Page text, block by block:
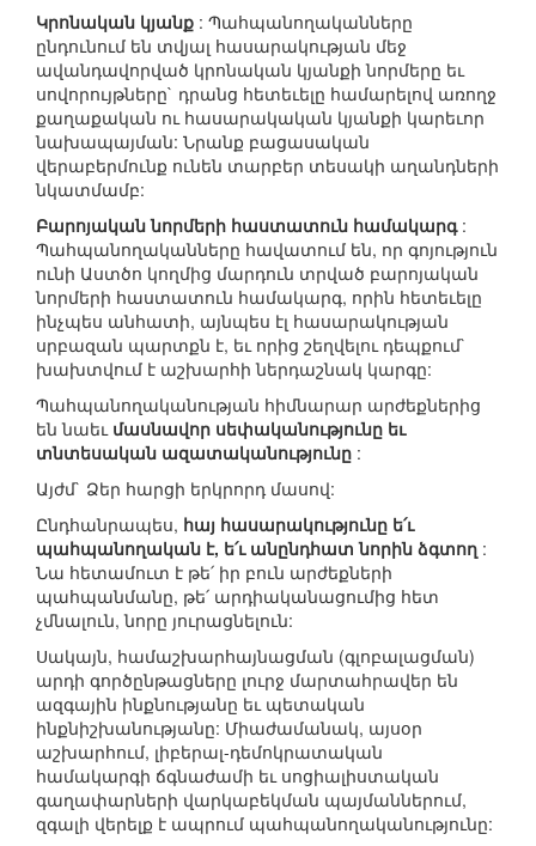
Կրոնական կյանք : Պահպանողականները
ընդունում են տվյալ հասարակության մեջ
ավանդավորված կրոնական կյանքի նորմերը եւ
սովորույթները` դրանց հետեւելը համարելով առողջ
քաղաքական ու հասարակական կյանքի կարեւոր
նախապայման: Նրանք բացասական
վերաբերմունք ունեն տարբեր տեսակի աղանդների
նկատմամբ:
Բարոյական նորմերի հաստատուն համակարգ:
Պահպանողականները հավատում են, որ գոյություն
ունի Աստծո կողմից մարդուն տրված բարոյական
նորմերի հաստատուն համակարգ, որին հետեւելը
ինչպես անհատի, այնպես էլ հասարակության
սրբազան պարտքն է, եւ որից շեղվելու դեպքում`
խախտվում է աշխարհի ներդաշնակ կարգը:
Պահպանողականության հիմնարար արժեքներից
են նաեւ մասնավոր սեփականությունը եւ
տնտեսական ազատականությունը :
Այժմ` Ձեր հարցի երկրորդ մասով:
Ընդհանրապես, հայ հասարակությունը ե՛ւ
պահպանողական է, ե՛ւ անընդհատ նորին ձգտող :
Նա հետամուտ է թե՛ իր բուն արժեքների
պահպանմանը, թե՛ արդիականացումից հետ
չմնալուն, նորը յուրացնելուն:
Սակայն, համաշխարհայնացման (գլոբալացման)
արդի գործընթացները լուրջ մարտահրավեր են
ազգային ինքնությանը եւ պետական
ինքնիշխանությանը: Միաժամանակ, այսօր
աշխարհում, լիբերալ-դեմոկրատական
համակարգի ճգնաժամի եւ սոցիալիստական
գաղափարների վարկաբեկման պայմաններում,
զգալի վերելք է ապրում պահպանողականությունը: